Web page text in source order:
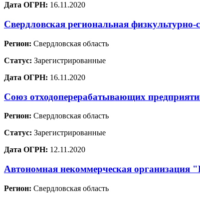
Дата ОГРН: 16.11.2020
Свердловская региональная
Регион: Свердловская область
Статус: Зарегистрированные
Дата ОГРН: 16.11.2020
Союз отходоперерабатывающих
Регион: Свердловская область
Статус: Зарегистрированные
Дата ОГРН: 12.11.2020
Автономная некоммерческая
Регион: Свердловская область